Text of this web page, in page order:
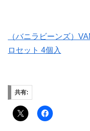
（バニラビーンズ）
ロセット 4個入
共有: